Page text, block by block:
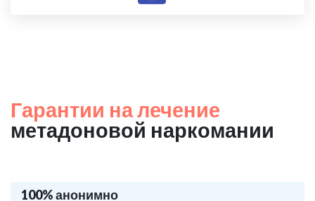
Гарантии на лечение
метадоновой наркомании
100% анонимно